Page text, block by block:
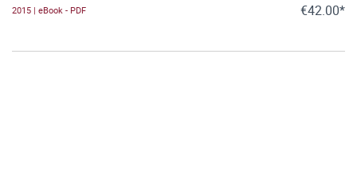
2015 | eBook - PDF €42.00*